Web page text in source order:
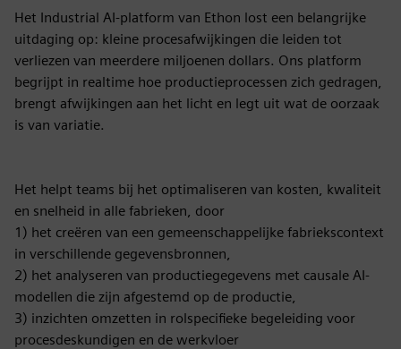
Het Industrial AI-platform van Ethon lost een belangrijke
uitdaging op: kleine procesafwijkingen die leiden tot
verliezen van meerdere miljoenen dollars. Ons platform
begrijpt in realtime hoe productieprocessen zich gedragen,
brengt afwijkingen aan het licht en legt uit wat de oorzaak
is van variatie.
Het helpt teams bij het optimaliseren van kosten, kwaliteit
en snelheid in alle fabrieken, door
1) het creëren van een gemeenschappelijke fabriekscontext
in verschillende gegevensbronnen,
2) het analyseren van productiegegevens met causale AI-
modellen die zijn afgestemd op de productie,
3) inzichten omzetten in rolspecifieke begeleiding voor
procesdeskundigen en de werkvloer